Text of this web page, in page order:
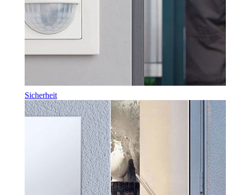
Sicherheit